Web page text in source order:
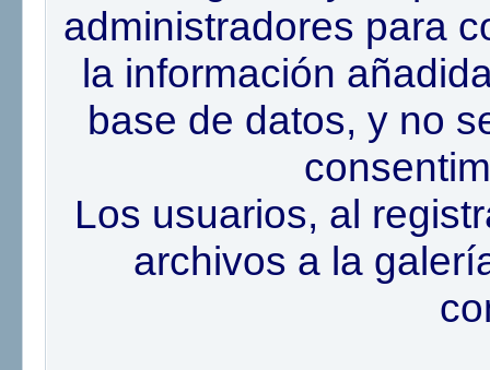
administradores para
la información
base de datos, y no
Los usuarios, al
archivos a la